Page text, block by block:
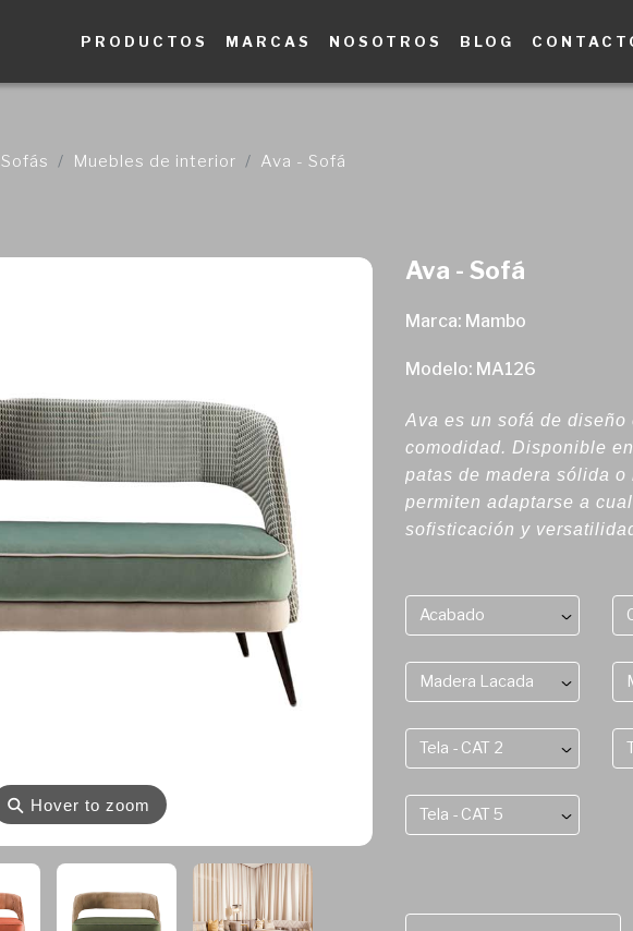
PRODUCTOS MARCAS NOSOTROS BLOG
Sofás Muebles de interior Ava - Sofá
⚲ Hover to zoom
Ava - Sofá
Marca: Mambo
Modelo: MA126
Ava es un sofá de
comodidad. Disponible
patas de madera sólida
permiten adaptarse a
sofisticación y
Acabado
Madera Lacada
Tela - CAT 2
Tela - CAT 5